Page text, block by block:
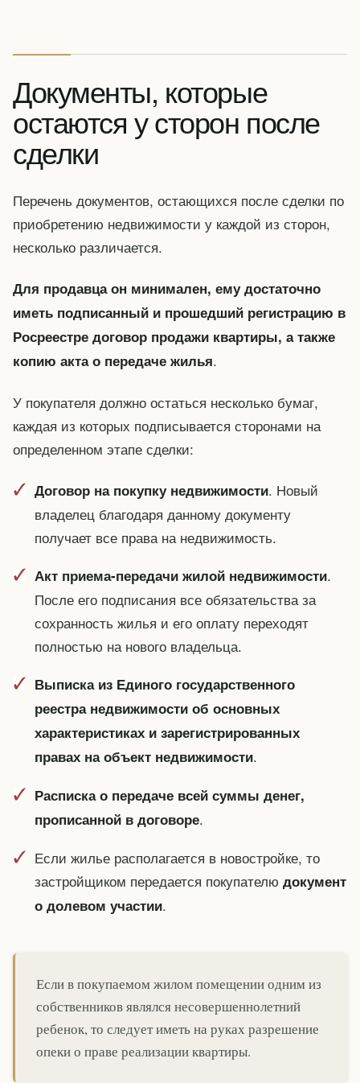
Документы, которые
остаются у сторон после
сделки
Перечень документов, остающихся после сделки по
приобретению недвижимости у каждой из сторон,
несколько различается.
Для продавца он минимален, ему достаточно
иметь подписанный и прошедший регистрацию в
Росреестре договор продажи квартиры, а также
копию акта о передаче жилья.
У покупателя должно остаться несколько бумаг,
каждая из которых подписывается сторонами на
определенном этапе сделки:
Договор на покупку недвижимости. Новый
владелец благодаря данному документу
получает все права на недвижимость.
Акт приема-передачи жилой недвижимости.
После его подписания все обязательства за
сохранность жилья и его оплату переходят
полностью на нового владельца.
Выписка из Единого государственного
реестра недвижимости об основных
характеристиках и зарегистрированных
правах на объект недвижимости.
Расписка о передаче всей суммы денег,
прописанной в договоре.
Если жилье располагается в новостройке, то
застройщиком передается покупателю документ
о долевом участии.
Если в покупаемом жилом помещении одним из
собственников являлся несовершеннолетний
ребенок, то следует иметь на руках разрешение
опеки о праве реализации квартиры.